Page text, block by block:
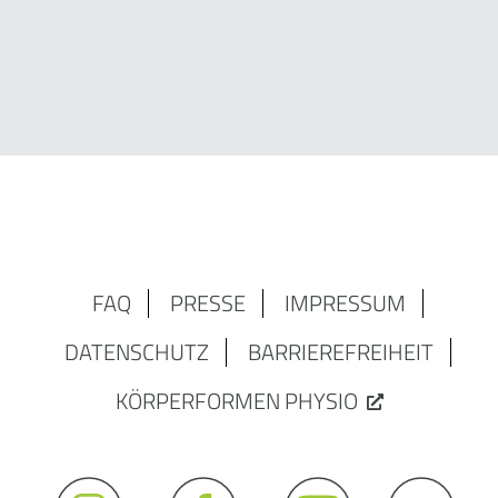
FAQ PRESSE
IMPRESSUM
DATENSCHUTZ
BARRIEREFREIHEIT
KÖRPERFORMEN PHYSIO